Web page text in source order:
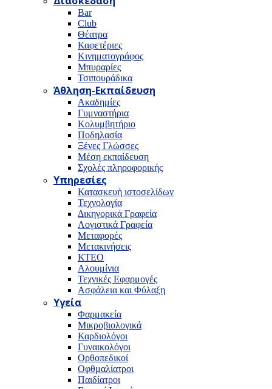
Bar
Club
Θέατρα
Καφετέριες
Κινηματογράφος
Μπυραρίες
Τσιπουράδικα
Άθληση-Εκπαίδευση
Ακαδημίες
Γυμναστήρια
Κολυμβητήριο
Ποδηλασία
Ξένες Γλώσσες
Μέση εκπαίδευση
Σχολές πληροφορικής
Υπηρεσίες
Κατασκευή ιστοσελίδων
Τεχνολογία
Δικηγορικά Γραφεία
Λογιστικά Γραφεία
Μεταφορές
Μετακινήσεις
ΚΤΕΟ
Αλουμίνια
Τεχνικές Εφαρμογές
Ασφάλεια και Φύλαξη
Υγεία
Φαρμακεία
Μικροβιολογικά
Καρδιολόγοι
Γυναικολόγοι
Ορθοπεδικοί
Οφθμαλίατροι
Παιδίατροι